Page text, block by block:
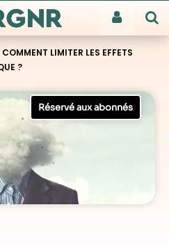
COMMENT LIMITER LES EFFETS
?